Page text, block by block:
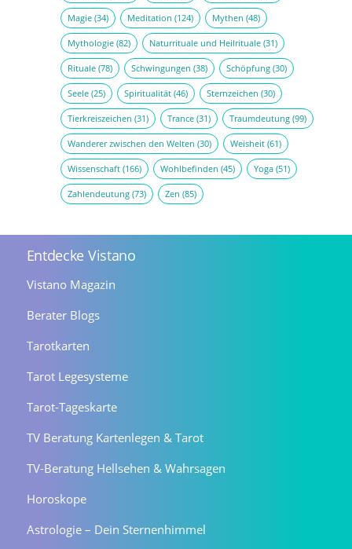
Magie(34) Meditation (124) Mythen (48)
Mythologie(82) Naturrituale und Heilrituale(31)
Rituale(78) Schwingungen (38) Schöpfung(30)
Seele(25) Spiritualität(46) Sternzeichen (30)
Tierkreiszeichen (31) Trance(31) Traumdeutung(99)
Wanderer zwischen den Welten (30) Weisheit(61)
Wissenschaft(166) Wohlbefinden (45) Yoga(51)
Zahlendeutung(73) Zen (85)
Entdecke Vistano
Vistano Magazin
Berater Blogs
Tarotkarten
Tarot Legesysteme
Tarot-Tageskarte
TV Beratung Kartenlegen & Tarot
TV-Beratung Hellsehen & Wahrsagen
Horoskope
Astrologie – Dein Sternenhimmel